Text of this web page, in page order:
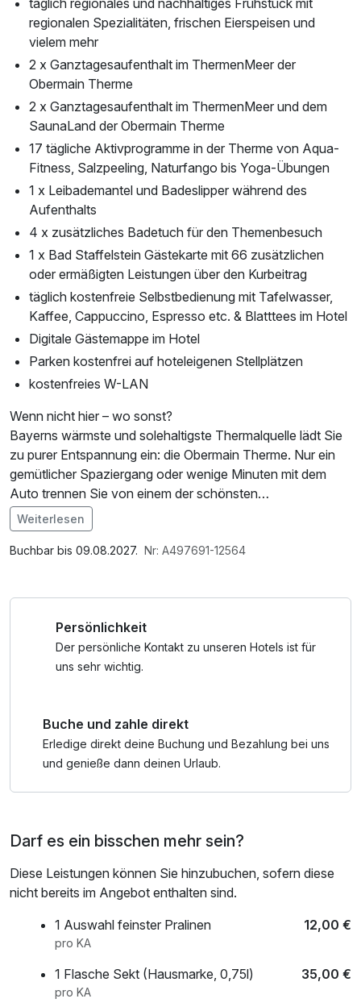
regionalen Spezialitäten, frischen Eierspeisen und
vielem mehr
2 x Ganztagesaufenthalt im ThermenMeer der
Obermain Therme
2 x Ganztagesaufenthalt im ThermenMeer und dem
SaunaLand der Obermain Therme
17 tägliche Aktivprogramme in der Therme von Aqua-
Fitness, Salzpeeling, Naturfango bis Yoga-Übungen
1 x Leibademantel und Badeslipper während des
Aufenthalts
4 x zusätzliches Badetuch für den Themenbesuch
1 x Bad Staffelstein Gästekarte mit 66 zusätzlichen
oder ermäßigten Leistungen über den Kurbeitrag
täglich kostenfreie Selbstbedienung mit Tafelwasser,
Kaffee, Cappuccino, Espresso etc. & Blatttees im Hotel
Digitale Gästemappe im Hotel
Parken kostenfrei auf hoteleigenen Stellplätzen
kostenfreies W-LAN
Wenn nicht hier – wo sonst?
Bayerns wärmste und solehaltigste Thermalquelle lädt Sie
zu purer Entspannung ein: die Obermain Therme. Nur ein
gemütlicher Spaziergang oder wenige Minuten mit dem
Auto trennen Sie von einem der schönsten
Thermenerlebnisse Deutschlands.
Nach einer erholsamen Nacht starten Sie mit einem
ausgiebigen, typisch fränkischen Frühstück in den Tag –
stilvolle Cocktailbars, sowie der angrenzende Kurpark, der
zu einem entspannten Spaziergang zwischen den
Badepausen einlädt. Lassen Sie den Alltag hinter sich,
Weiterlesen
Buchbar bis 09.08.2027. Nr: A497691-12564
Persönlichkeit
Der persönliche Kontakt zu unseren Hotels ist für
uns sehr wichtig.
Buche und zahle direkt
Erledige direkt deine Buchung und Bezahlung bei uns
und genieße dann deinen Urlaub.
Darf es ein bisschen mehr sein?
Diese Leistungen können Sie hinzubuchen, sofern diese
nicht bereits im Angebot enthalten sind.
1 Auswahl feinster Pralinen
12,00 €
pro KA
1 Flasche Sekt (Hausmarke, 0,75l) 35,00 €
pro KA